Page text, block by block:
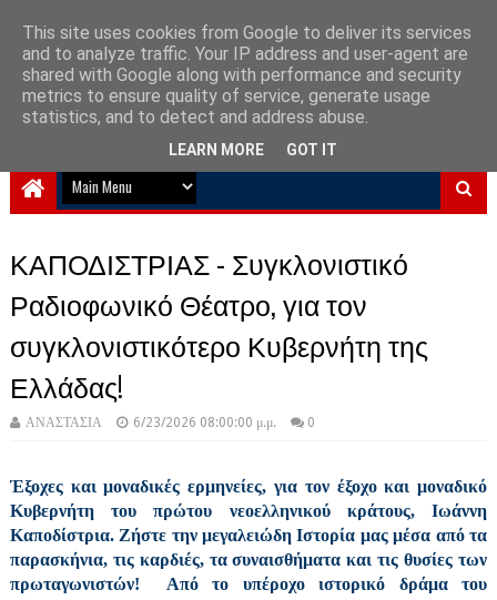
NewPlanet09
Ειδήσεις νέα από την Ελλάδα και τον κόσμο
ΚΑΠΟΔΙΣΤΡΙΑΣ - Συγκλονιστικό
Ραδιοφωνικό Θέατρο, για τον
συγκλονιστικότερο Κυβερνήτη της
Ελλάδας!
ΑΝΑΣΤΑΣΙΑ 6/23/2026 08:00:00 μ.μ. 0
Έξοχες και μοναδικές ερμηνείες, για τον έξοχο και μοναδικό
Κυβερνήτη του πρώτου νεοελληνικού κράτους, Ιωάννη
Καποδίστρια. Ζήστε την μεγαλειώδη Ιστορία μας μέσα από τα
παρασκήνια, τις καρδιές, τα συναισθήματα και τις θυσίες των
πρωταγωνιστών! Από το υπέροχο ιστορικό δράμα του
This site uses cookies from Google to deliver its services
and to analyze traffic. Your IP address and user-agent are
shared with Google along with performance and security
metrics to ensure quality of service, generate usage
statistics, and to detect and address abuse.
LEARN MORE GOT IT